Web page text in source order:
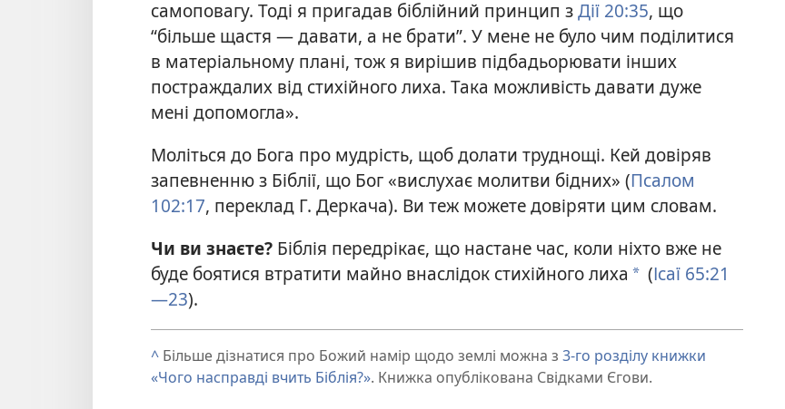
самоповагу. Тоді я пригадав біблійний принцип зДії 20:35, що
“більше щастя — давати, а не брати”. У мене не було чим поділитися
в матеріальному плані, тож я вирішив підбадьорювати інших
постраждалих від стихійного лиха. Така можливість давати дуже
мені допомогла».
Моліться до Бога про мудрість, щоб долати труднощі. Кей довіряв
запевненню з Біблії, що Бог «вислухає молитви бідних» (Псалом
102:17, переклад Г. Деркача). Ви теж можете довіряти цим словам.
Чи ви знаєте? Біблія передрікає, що настане час, коли ніхто вже не
буде боятися втратити майно внаслідок стихійного лиха * (Ісаї 65:21
—23).
^ Більше дізнатися про Божий намір щодо землі можна з 3-го розділу книжки
«Чого насправді вчить Біблія?». Книжка опублікована Свідками Єгови.